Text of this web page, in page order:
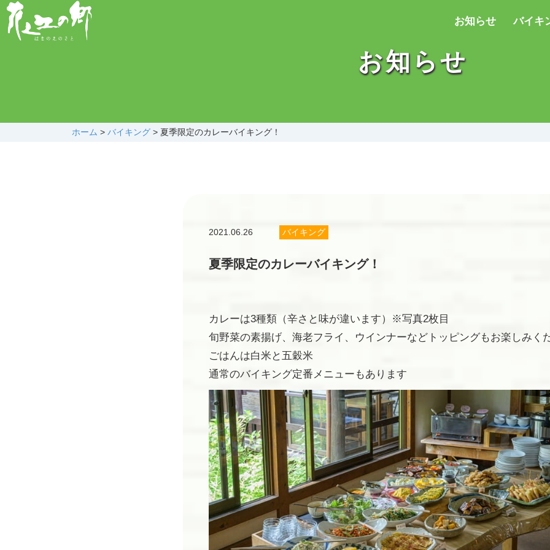
お知らせ バイキ
お知らせ
ホーム > バイキング > 夏季限定のカレーバイキング！
2021.06.26 バイキング
夏季限定のカレーバイキング！
カレーは3種類（辛さと味が違います）※写真2枚目
旬野菜の素揚げ、海老フライ、ウインナーなどトッピングもお楽しみく
ごはんは白米と五穀米
通常のバイキング定番メニューもあります